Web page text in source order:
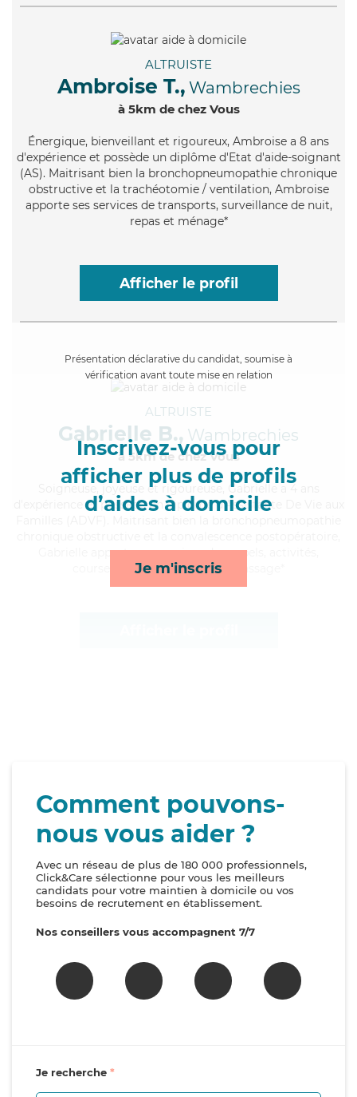
ALTRUISTE
Ambroise T., Wambrechies
à 5km de chez Vous
Énergique, bienveillant et rigoureux, Ambroise a 8 ans
d'expérience et possède un diplôme d'Etat d'aide-soignant
(AS). Maitrisant bien la bronchopneumopathie chronique
obstructive et la trachéotomie / ventilation, Ambroise
apporte ses services de transports, surveillance de nuit,
repas et ménage*
Afficher le profil
Présentation déclarative du candidat, soumise à
vérification avant toute mise en relation
Inscrivez-vous pour
afficher plus de profils
d’aides à domicile
Je m'inscris
ALTRUISTE
Gabrielle B., Wambrechies
à 5km de chez Vous
, joyeuse et rigoureuse, Gabrielle a 4 ans
d'expérience et possède un diplôme d'Assistante De Vie aux
Gabrielle apporte ses services de rappels, activités,
courses/livraison et lessive/repassage*
Comment pouvons-
nous vous aider ?
Avec un réseau de plus de 180 000 professionnels,
Click&Care sélectionne pour vous les meilleurs
candidats pour votre maintien à domicile ou vos
besoins de recrutement en établissement.
Nos conseillers vous accompagnent 7/7
Je recherche